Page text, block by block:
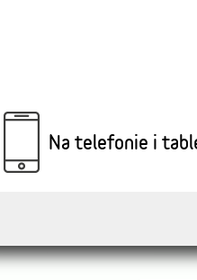
Na telefonie i